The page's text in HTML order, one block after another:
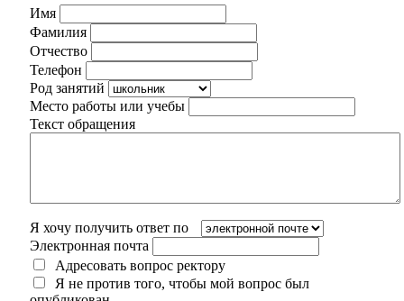
Имя
Фамилия
Отчество
Телефон
Род занятий
Место работы или учебы
Текст обращения
Я хочу получить ответ по
Электронная почта
Адресовать вопрос ректору
Я не против того, чтобы мой вопрос был